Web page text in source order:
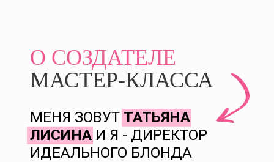
О СОЗДАТЕЛЕ
МАСТЕР-КЛАССА
МЕНЯ ЗОВУТ ТАТЬЯНА
ЛИСИНА И Я - ДИРЕКТОР
ИДЕАЛЬНОГО БЛОНДА